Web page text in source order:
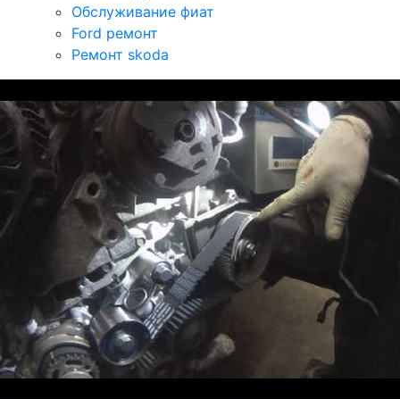
Обслуживание фиат
Ford ремонт
Ремонт skoda